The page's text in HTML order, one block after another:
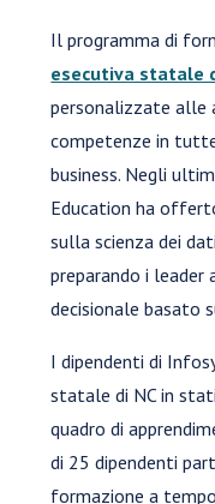
Il programma di
esecutiva statale
personalizzate alle
competenze in
business. Negli
Education ha
sulla scienza dei
preparando i leader
decisionale basato
I dipendenti di
statale di NC in
quadro di
di 25 dipendenti
formazione a